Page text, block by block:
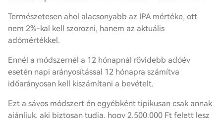
Természetesen ahol alacsonyabb az IPA mértéke, ott
nem 2%-kal kell szorozni, hanem az aktuális
adómértékkel.
Ennél a módszernél a 12 hónapnál rövidebb adóév
esetén napi arányosítással 12 hónapra számítva
időarányosan kell kiszámítani a bevételt.
Ezt a sávos módszert én egyébként tipikusan csak annak
ajánljuk, aki biztosan tudja, hogy 2.500.000 Ft felett lesz